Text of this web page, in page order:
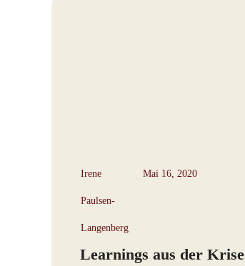
Irene
Paulsen-
Langenberg
Mai 16, 2020
Learnings aus der Krise